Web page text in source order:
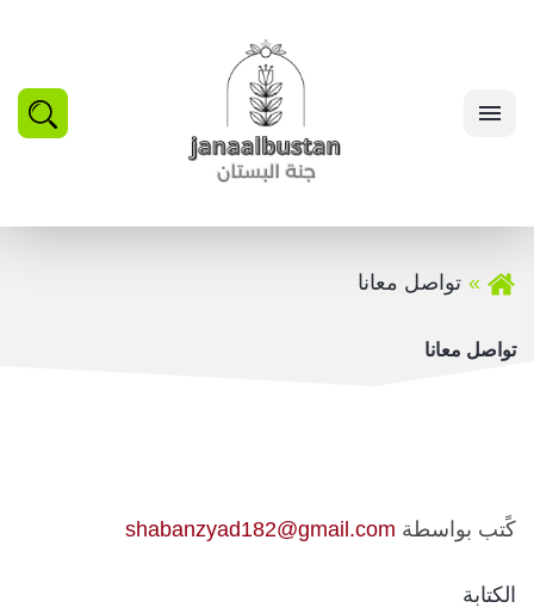
تواصل معانا
تواصل معانا
كًتب بواسطة shabanzyad182@gmail.com
الكتابة